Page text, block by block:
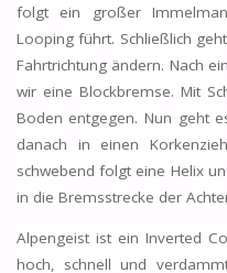
folgt ein großer
Looping führt. Schließlich
Fahrtrichtung ändern. Nach
wir eine Blockbremse. Mit
Boden entgegen. Nun geht
danach in einen
schwebend folgt eine Helix
in die Bremsstrecke der
Alpengeist ist ein Inverted
hoch, schnell und